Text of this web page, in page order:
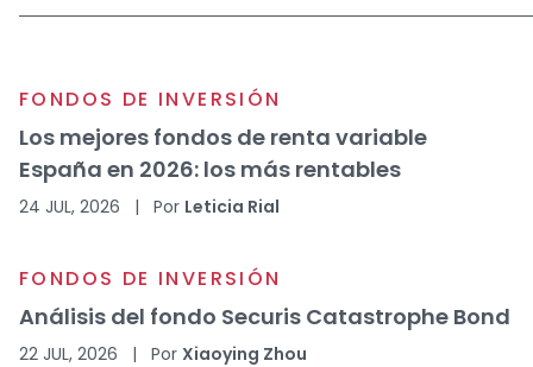
FONDOS DE INVERSIÓN
Los mejores fondos de renta variable
España en 2026: los más rentables
24 JUL, 2026 | Por Leticia Rial
FONDOS DE INVERSIÓN
Análisis del fondo Securis Catastrophe Bond
22 JUL, 2026 | Por Xiaoying Zhou